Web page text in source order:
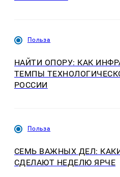
Польза
НАЙТИ ОПОРУ: КАК
ТЕМПЫ
РОССИИ
Польза
СЕМЬ ВАЖНЫХ ДЕЛ:
СДЕЛАЮТ НЕДЕЛЮ ЯРЧЕ